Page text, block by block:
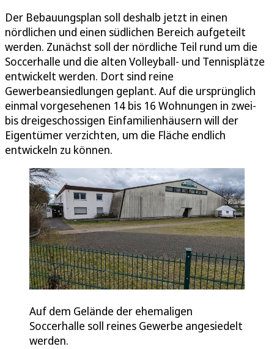
Der Bebauungsplan soll deshalb jetzt in einen
nördlichen und einen südlichen Bereich aufgeteilt
werden. Zunächst soll der nördliche Teil rund um die
Soccerhalle und die alten Volleyball- und Tennisplätze
entwickelt werden. Dort sind reine
Gewerbeansiedlungen geplant. Auf die ursprünglich
einmal vorgesehenen 14 bis 16 Wohnungen in zwei-
bis dreigeschossigen Einfamilienhäusern will der
Eigentümer verzichten, um die Fläche endlich
entwickeln zu können.
Auf dem Gelände der ehemaligen
Soccerhalle soll reines Gewerbe angesiedelt
werden.